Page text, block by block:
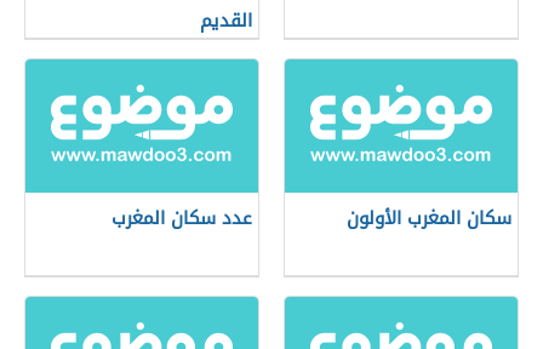
القديم
سكان المغرب الأولون عدد سكان المغرب